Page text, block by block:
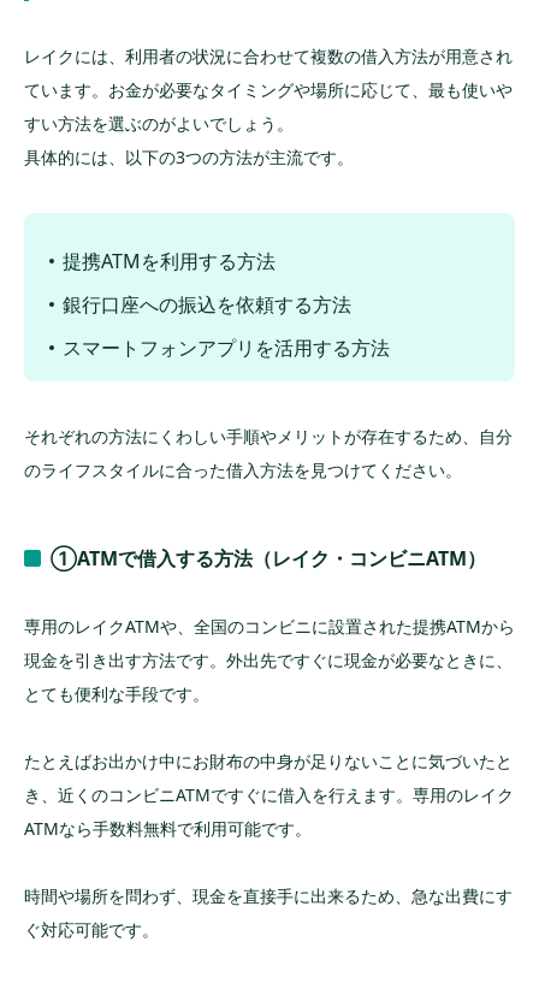
レイクには、利用者の状況に合わせて複数の借入方法が用意され
ています。お金が必要なタイミングや場所に応じて、最も使いや
すい方法を選ぶのがよいでしょう。
具体的には、以下の3つの方法が主流です。
提携ATMを利用する方法
銀行口座への振込を依頼する方法
スマートフォンアプリを活用する方法
それぞれの方法にくわしい手順やメリットが存在するため、自分
のライフスタイルに合った借入方法を見つけてください。
①ATMで借入する方法（レイク・コンビニATM）
専用のレイクATMや、全国のコンビニに設置された提携ATMから
現金を引き出す方法です。外出先ですぐに現金が必要なときに、
とても便利な手段です。
たとえばお出かけ中にお財布の中身が足りないことに気づいたと
き、近くのコンビニATMですぐに借入を行えます。専用のレイク
ATMなら手数料無料で利用可能です。
時間や場所を問わず、現金を直接手に出来るため、急な出費にす
ぐ対応可能です。